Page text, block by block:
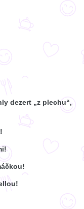
dezert „z plechu“,